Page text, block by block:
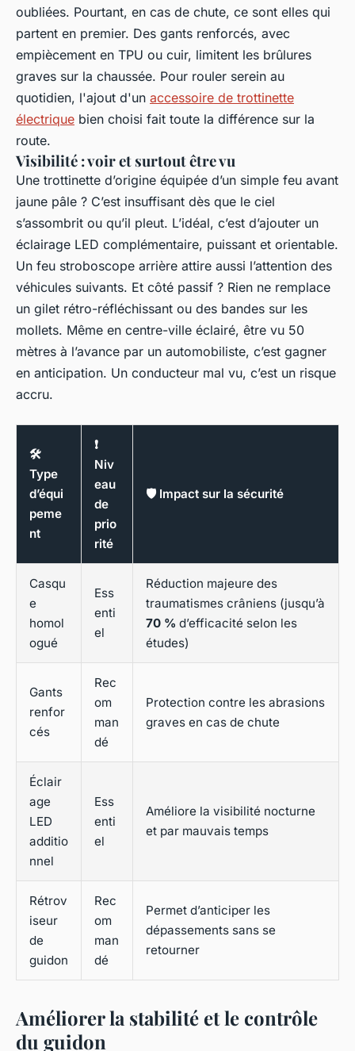
oubliées. Pourtant, en cas de chute, ce sont elles qui
partent en premier. Des gants renforcés, avec
empiècement en TPU ou cuir, limitent les brûlures
graves sur la chaussée. Pour rouler serein au
quotidien, l'ajout d'un accessoire de trottinette
électrique bien choisi fait toute la différence sur la
route.
Visibilité : voir et surtout être vu
Une trottinette d’origine équipée d’un simple feu avant
jaune pâle ? C’est insuffisant dès que le ciel
s’assombrit ou qu’il pleut. L’idéal, c’est d’ajouter un
éclairage LED complémentaire, puissant et orientable.
Un feu stroboscope arrière attire aussi l’attention des
véhicules suivants. Et côté passif ? Rien ne remplace
un gilet rétro-réfléchissant ou des bandes sur les
mollets. Même en centre-ville éclairé, être vu 50
mètres à l’avance par un automobiliste, c’est gagner
en anticipation. Un conducteur mal vu, c’est un risque
accru.
🛠️
Type
d’équi
peme
nt
❗
Niv
eau
de
prio
rité
🛡️ Impact sur la sécurité
Casqu
e
homol
ogué
Ess
enti
el
Réduction majeure des
traumatismes crâniens (jusqu’à
70 % d’efficacité selon les
études)
Gants
renfor
cés
Rec
om
man
dé
Protection contre les abrasions
graves en cas de chute
Éclair
age
LED
additio
nnel
Ess
enti
el
Améliore la visibilité nocturne
et par mauvais temps
Rétrov
iseur
de
guidon
Rec
om
man
dé
Permet d’anticiper les
dépassements sans se
retourner
Améliorer la stabilité et le contrôle
du guidon